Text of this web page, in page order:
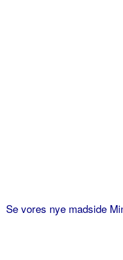
Se vores nye madside